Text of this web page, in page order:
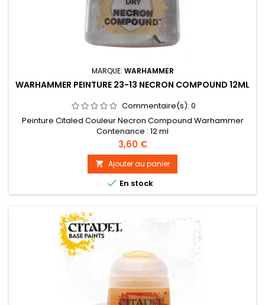
MARQUE: WARHAMMER
WARHAMMER PEINTURE 23-13 NECRON COMPOUND 12ML
Commentaire(s): 0
Peinture Citaled Couleur Necron Compound Warhammer
Contenance : 12 ml
Prix
3,60 €
 Ajouter au panier
 En stock